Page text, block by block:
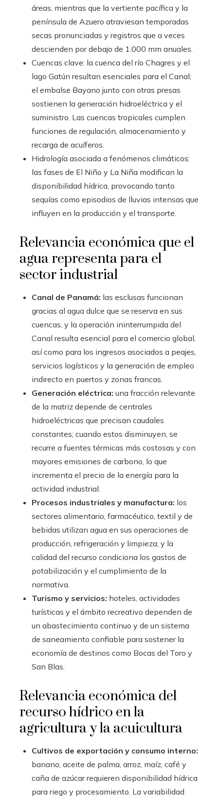
áreas, mientras que la vertiente pacífica y la
península de Azuero atraviesan temporadas
secas pronunciadas y registros que a veces
descienden por debajo de 1.000 mm anuales.
Cuencas clave: la cuenca del río Chagres y el
lago Gatún resultan esenciales para el Canal;
el embalse Bayano junto con otras presas
sostienen la generación hidroeléctrica y el
suministro. Las cuencas tropicales cumplen
funciones de regulación, almacenamiento y
recarga de acuíferos.
Hidrología asociada a fenómenos climáticos:
las fases de El Niño y La Niña modifican la
disponibilidad hídrica, provocando tanto
sequías como episodios de lluvias intensas que
influyen en la producción y el transporte.
Relevancia económica que el
agua representa para el
sector industrial
Canal de Panamá: las esclusas funcionan
gracias al agua dulce que se reserva en sus
cuencas, y la operación ininterrumpida del
Canal resulta esencial para el comercio global,
así como para los ingresos asociados a peajes,
servicios logísticos y la generación de empleo
indirecto en puertos y zonas francas.
Generación eléctrica: una fracción relevante
de la matriz depende de centrales
hidroeléctricas que precisan caudales
constantes; cuando estos disminuyen, se
recurre a fuentes térmicas más costosas y con
mayores emisiones de carbono, lo que
incrementa el precio de la energía para la
actividad industrial.
Procesos industriales y manufactura: los
sectores alimentario, farmacéutico, textil y de
bebidas utilizan agua en sus operaciones de
producción, refrigeración y limpieza, y la
calidad del recurso condiciona los gastos de
potabilización y el cumplimiento de la
normativa.
Turismo y servicios: hoteles, actividades
turísticas y el ámbito recreativo dependen de
un abastecimiento continuo y de un sistema
de saneamiento confiable para sostener la
economía de destinos como Bocas del Toro y
San Blas.
Relevancia económica del
recurso hídrico en la
agricultura y la acuicultura
Cultivos de exportación y consumo interno:
banano, aceite de palma, arroz, maíz, café y
caña de azúcar requieren disponibilidad hídrica
para riego y procesamiento. La variabilidad